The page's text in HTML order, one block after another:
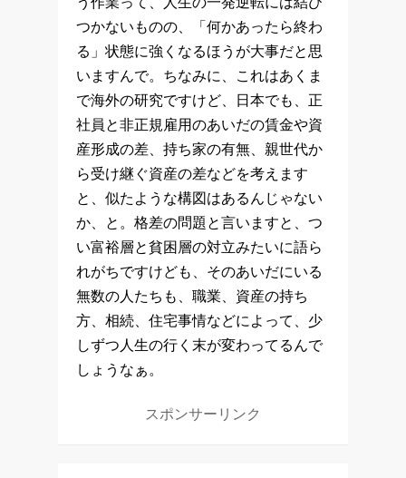
つかないものの、「何かあったら終わ
る」状態に強くなるほうが大事だと思
いますんで。ちなみに、これはあくま
で海外の研究ですけど、日本でも、正
社員と非正規雇用のあいだの賃金や資
産形成の差、持ち家の有無、親世代か
ら受け継ぐ資産の差などを考えます
と、似たような構図はあるんじゃない
か、と。格差の問題と言いますと、つ
い富裕層と貧困層の対立みたいに語ら
れがちですけども、そのあいだにいる
無数の人たちも、職業、資産の持ち
方、相続、住宅事情などによって、少
しずつ人生の行く末が変わってるんで
しょうなぁ。
スポンサーリンク